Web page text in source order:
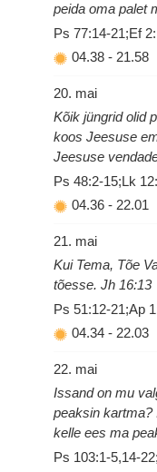
peida oma palet
Ps 77:14-21;Ef
04.38 - 21.58
20. mai
Kõik jüngrid olid
koos Jeesuse
Jeesuse
Ps 48:2-15;Lk
04.36 - 22.01
21. mai
Kui Tema, Tõe
tõesse. Jh 16:13
Ps 51:12-21;Ap
04.34 - 22.03
22. mai
Issand on mu
peaksin kartma?
kelle ees ma
Ps 103:1-5,14-